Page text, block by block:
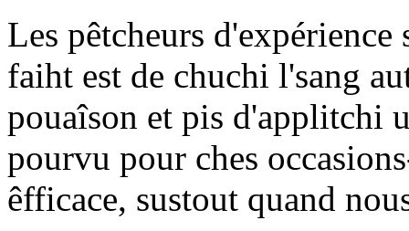
Les pêtcheurs
faiht est de chuchi l'sang
pouaîson et pis d'applitchi
pourvu pour ches
êfficace, sustout quand